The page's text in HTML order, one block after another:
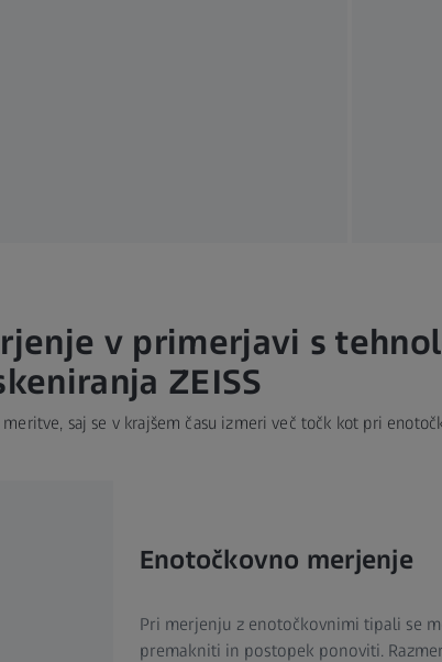
v primerjavi s
ZEISS
saj se v krajšem času izmeri več točk kot pri
Enotočkovno merjenje
Pri merjenju z enotočkovnimi tipali se
premakniti in postopek ponoviti.